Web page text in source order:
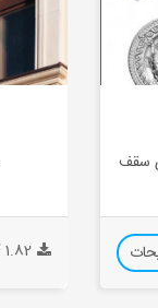
سقف
1.82 گیگابایت